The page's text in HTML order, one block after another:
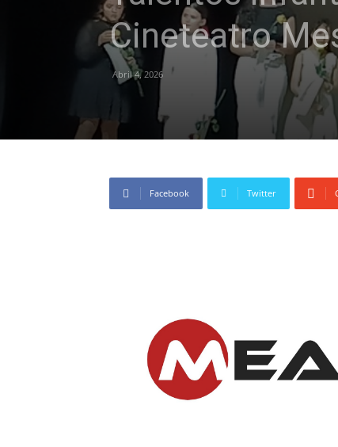
Cineteatro
Abril 4, 2026
Facebook Twitter